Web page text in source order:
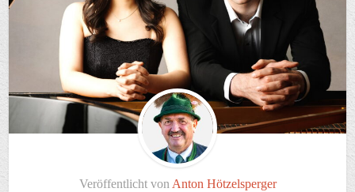
Veröffentlicht von Anton Hötzelsperger